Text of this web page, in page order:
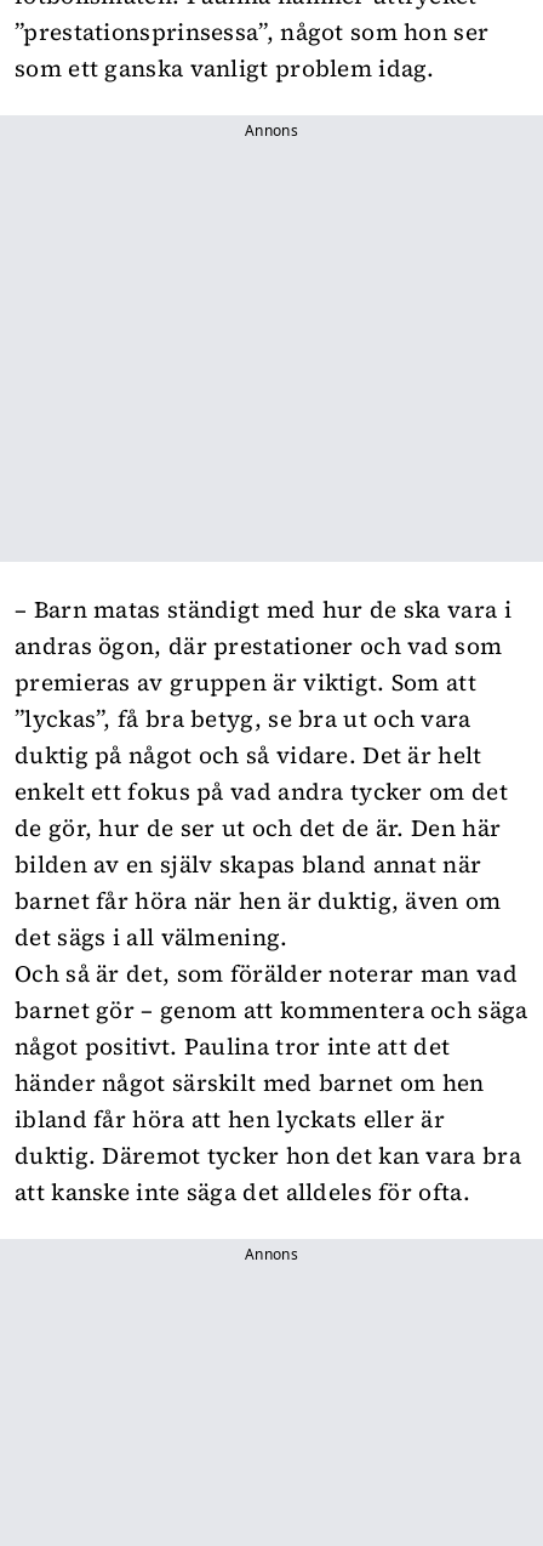
”prestationsprinsessa”, något som hon ser
som ett ganska vanligt problem idag.
Annons
– Barn matas ständigt med hur de ska vara i
andras ögon, där prestationer och vad som
premieras av gruppen är viktigt. Som att
”lyckas”, få bra betyg, se bra ut och vara
duktig på något och så vidare. Det är helt
enkelt ett fokus på vad andra tycker om det
de gör, hur de ser ut och det de är. Den här
bilden av en själv skapas bland annat när
barnet får höra när hen är duktig, även om
det sägs i all välmening.
Och så är det, som förälder noterar man vad
barnet gör – genom att kommentera och säga
något positivt. Paulina tror inte att det
händer något särskilt med barnet om hen
ibland får höra att hen lyckats eller är
duktig. Däremot tycker hon det kan vara bra
att kanske inte säga det alldeles för ofta.
Annons